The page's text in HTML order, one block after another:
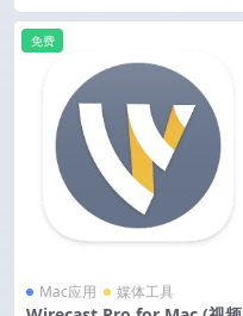
Mac应用 媒体工具
免费